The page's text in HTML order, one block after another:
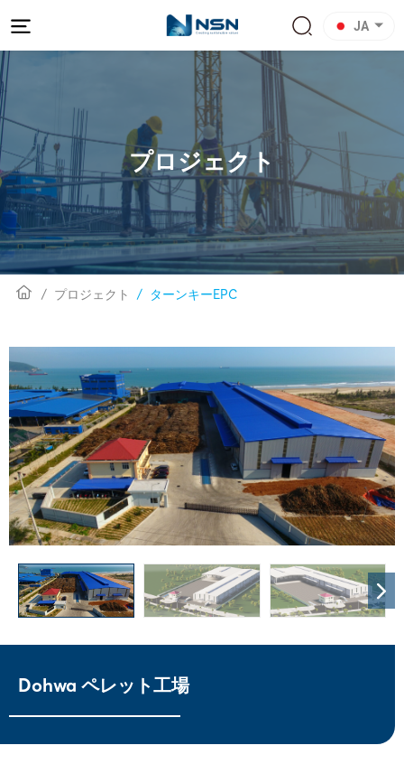
JA
プロジェクト
プロジェクト ターンキーEPC
Dohwa ペレット工場